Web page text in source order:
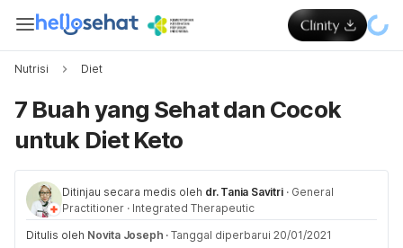
Nutrisi Diet
7 Buah yang Sehat dan Cocok
untuk Diet Keto
Ditinjau secara medis oleh dr. Tania Savitri · General
Practitioner · Integrated Therapeutic
Ditulis oleh Novita Joseph · Tanggal diperbarui 20/01/2021